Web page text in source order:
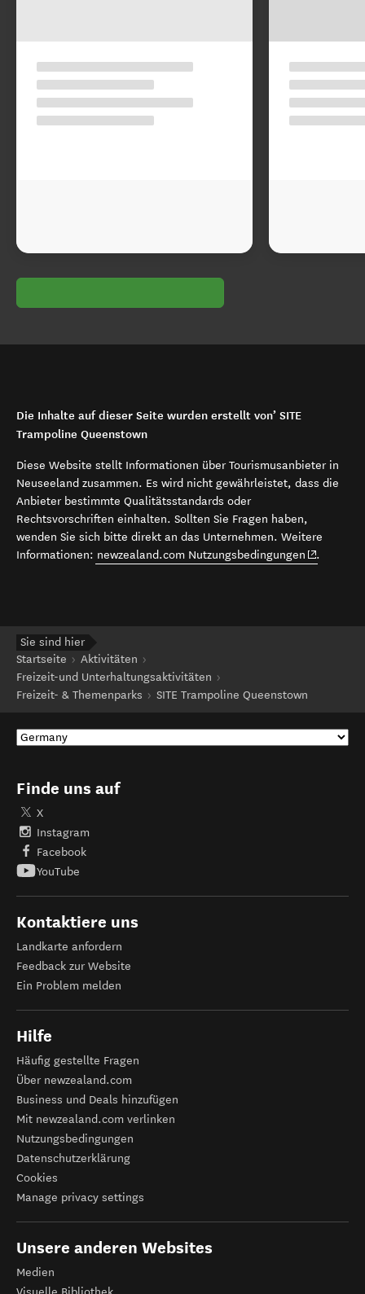
Die Inhalte auf dieser Seite wurden erstellt von’ SITE
Trampoline Queenstown
Diese Website stellt Informationen über Tourismusanbieter in
Neuseeland zusammen. Es wird nicht gewährleistet, dass die
Anbieter bestimmte Qualitätsstandards oder
Rechtsvorschriften einhalten. Sollten Sie Fragen haben,
wenden Sie sich bitte direkt an das Unternehmen. Weitere
Informationen: newzealand.com Nutzungsbedingungen (opens in
.
Sie sind hier
Startseite
Aktivitäten
Freizeit-und Unterhaltungsaktivitäten
Freizeit- & Themenparks
SITE Trampoline Queenstown
Finde uns auf
X
Instagram
Facebook
YouTube
Kontaktiere uns
Landkarte anfordern
Feedback zur Website
Ein Problem melden
Hilfe
Häufig gestellte Fragen
Über newzealand.com
Business und Deals hinzufügen
Mit newzealand.com verlinken
Nutzungsbedingungen
Datenschutzerklärung
Cookies
Manage privacy settings
Unsere anderen Websites
Medien